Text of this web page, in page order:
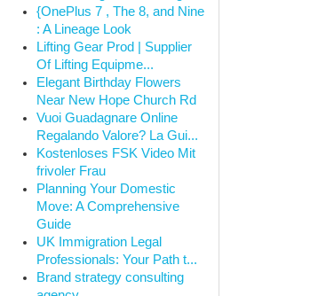
{OnePlus 7 , The 8, and Nine
: A Lineage Look
Lifting Gear Prod | Supplier
Of Lifting Equipme...
Elegant Birthday Flowers
Near New Hope Church Rd
Vuoi Guadagnare Online
Regalando Valore? La Gui...
Kostenloses FSK Video Mit
frivoler Frau
Planning Your Domestic
Move: A Comprehensive
Guide
UK Immigration Legal
Professionals: Your Path t...
Brand strategy consulting